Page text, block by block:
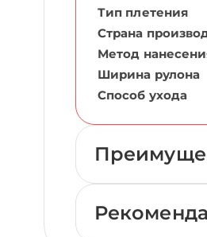
Тип плетения
Страна
Метод
Ширина рулона
Способ ухода